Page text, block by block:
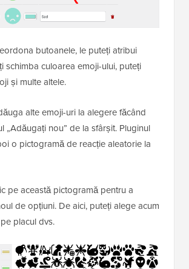
butoanele, le puteți atribui
schimba culoarea emoji-ului, puteți
și multe altele.
alte emoji-uri la alegere făcând
„Adăugați nou” de la sfârșit. Pluginul
o pictogramă de reacție aleatorie la
pe această pictogramă pentru a
de opțiuni. De aici, puteți alege acum
placul dvs.